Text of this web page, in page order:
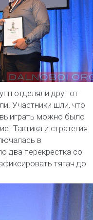
отделяли друг от
Участники шли, что
можно было
Тактика и стратегия
в
два перекрестка со
тягач до